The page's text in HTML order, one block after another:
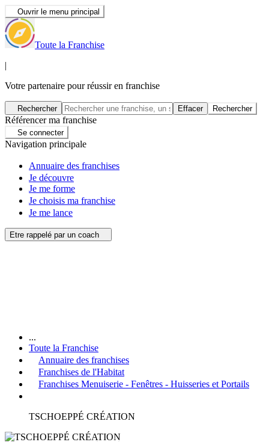
Ouvrir le menu principal
Toute la Franchise
|
Votre partenaire pour réussir en franchise
Rechercher Effacer Rechercher
Référencer ma franchise
Se connecter
Navigation principale
Annuaire des franchises
Je découvre
Je me forme
Je choisis ma franchise
Je me lance
Etre rappelé par un coach
...
Toute la Franchise
Annuaire des franchises
Franchises de l'Habitat
Franchises Menuiserie - Fenêtres - Huisseries et Portails
TSCHOEPPÉ CRÉATION